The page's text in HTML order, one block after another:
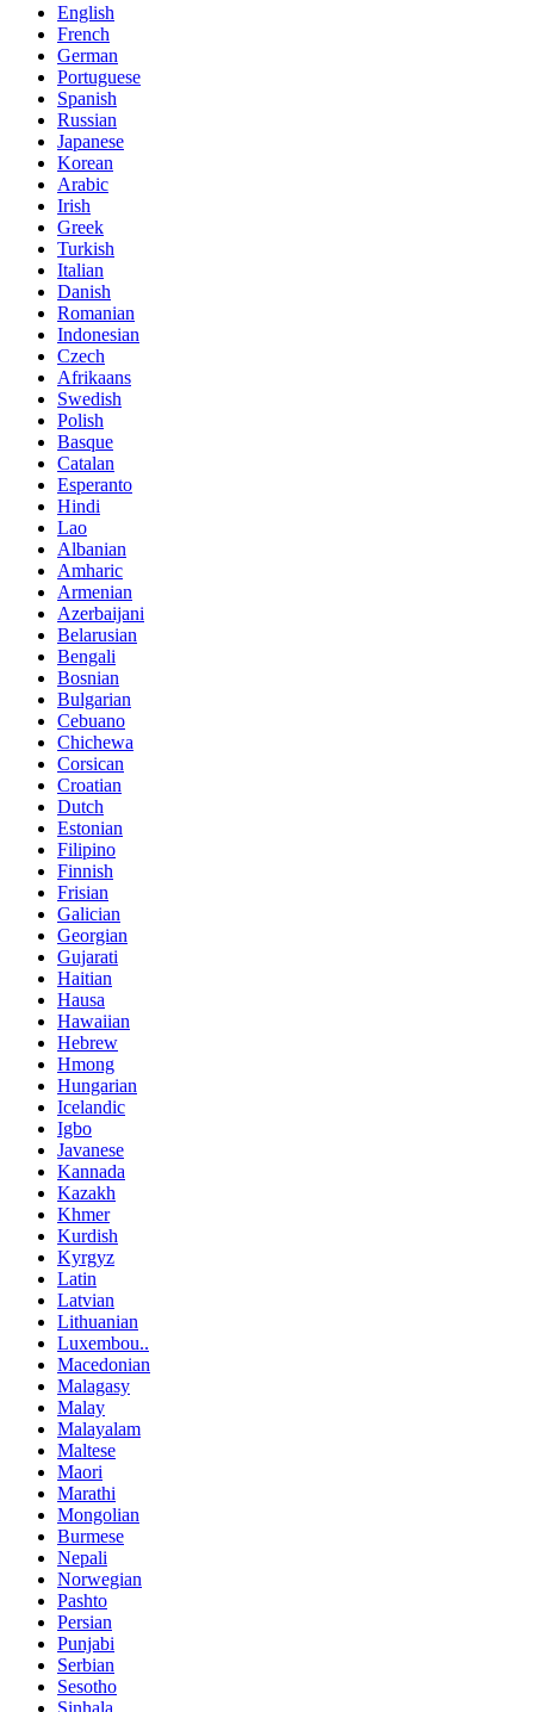
English
French
German
Portuguese
Spanish
Russian
Japanese
Korean
Arabic
Irish
Greek
Turkish
Italian
Danish
Romanian
Indonesian
Czech
Afrikaans
Swedish
Polish
Basque
Catalan
Esperanto
Hindi
Lao
Albanian
Amharic
Armenian
Azerbaijani
Belarusian
Bengali
Bosnian
Bulgarian
Cebuano
Chichewa
Corsican
Croatian
Dutch
Estonian
Filipino
Finnish
Frisian
Galician
Georgian
Gujarati
Haitian
Hausa
Hawaiian
Hebrew
Hmong
Hungarian
Icelandic
Igbo
Javanese
Kannada
Kazakh
Khmer
Kurdish
Kyrgyz
Latin
Latvian
Lithuanian
Luxembou..
Macedonian
Malagasy
Malay
Malayalam
Maltese
Maori
Marathi
Mongolian
Burmese
Nepali
Norwegian
Pashto
Persian
Punjabi
Serbian
Sesotho
Sinhala